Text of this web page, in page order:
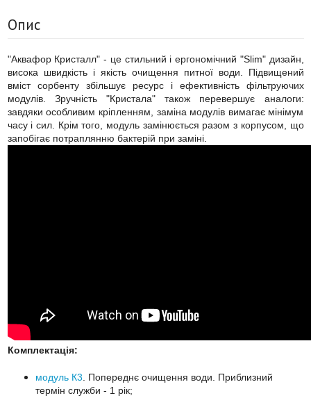
Опис
"Аквафор Кристалл" - це стильний і ергономічний "Slim" дизайн,
висока швидкість і якість очищення питної води. Підвищений
вміст сорбенту збільшує ресурс і ефективність фільтруючих
модулів. Зручність "Кристала" також перевершує аналоги:
завдяки особливим кріпленням, заміна модулів вимагає мінімум
часу і сил. Крім того, модуль замінюється разом з корпусом, що
запобігає потраплянню бактерій при заміні.
Комплектація:
модуль К3 . Попереднє очищення води. Приблизний
термін служби - 1 рік;